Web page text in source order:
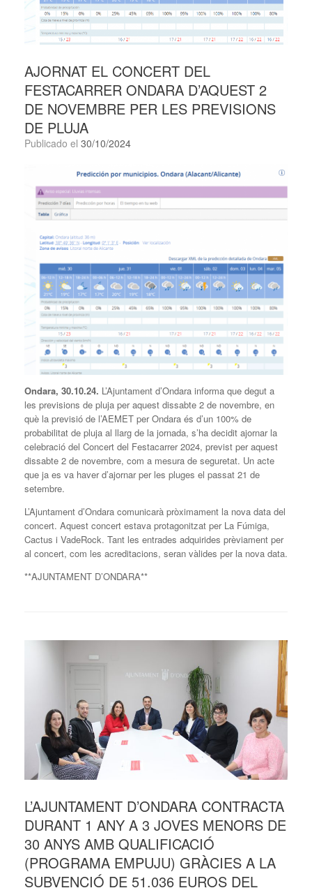
AJORNAT EL CONCERT DEL
FESTACARRER ONDARA D’AQUEST 2
DE NOVEMBRE PER LES PREVISIONS
DE PLUJA
Publicado el 30/10/2024
Ondara, 30.10.24. L’Ajuntament d’Ondara informa que degut a
les previsions de pluja per aquest dissabte 2 de novembre, en
què la previsió de l’AEMET per Ondara és d’un 100% de
probabilitat de pluja al llarg de la jornada, s’ha decidit ajornar la
celebració del Concert del Festacarrer 2024, previst per aquest
dissabte 2 de novembre, com a mesura de seguretat. Un acte
que ja es va haver d’ajornar per les pluges el passat 21 de
setembre.
L’Ajuntament d’Ondara comunicarà pròximament la nova data del
concert. Aquest concert estava protagonitzat per La Fúmiga,
Cactus i VadeRock. Tant les entrades adquirides prèviament per
al concert, com les acreditacions, seran vàlides per la nova data.
**AJUNTAMENT D’ONDARA**
L’AJUNTAMENT D’ONDARA CONTRACTA
DURANT 1 ANY A 3 JOVES MENORS DE
30 ANYS AMB QUALIFICACIÓ
(PROGRAMA EMPUJU) GRÀCIES A LA
SUBVENCIÓ DE 51.036 EUROS DEL